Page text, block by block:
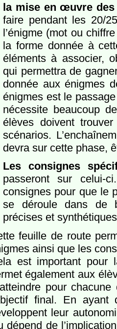
la mise en œuvre
faire pendant les 20/
l’énigme (mot ou
la forme donnée à
éléments à associer,
qui permettra de
donnée aux énigmes
énigmes est le
nécessite beaucoup
élèves doivent
scénarios.
devra sur cette phase,
Les consignes
passeront sur celui-
consignes pour que le
se déroule dans de
précises et
feuille de route
ainsi que les
est important pour
également aux
pour
final. En
leur
dépend de